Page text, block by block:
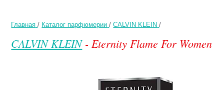
Главная / Каталог парфюмерии /CALVIN KLEIN /
CALVIN KLEIN- Eternity Flame For Women